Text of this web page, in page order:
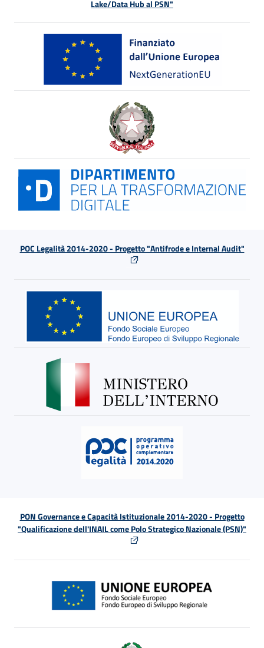
Lake/Data Hub al PSN"
POC Legalità 2014-2020 - Progetto "Antifrode e Internal Audit"
PON Governance e Capacità Istituzionale 2014-2020 - Progetto
"Qualificazione dell'INAIL come Polo Strategico Nazionale (PSN)"